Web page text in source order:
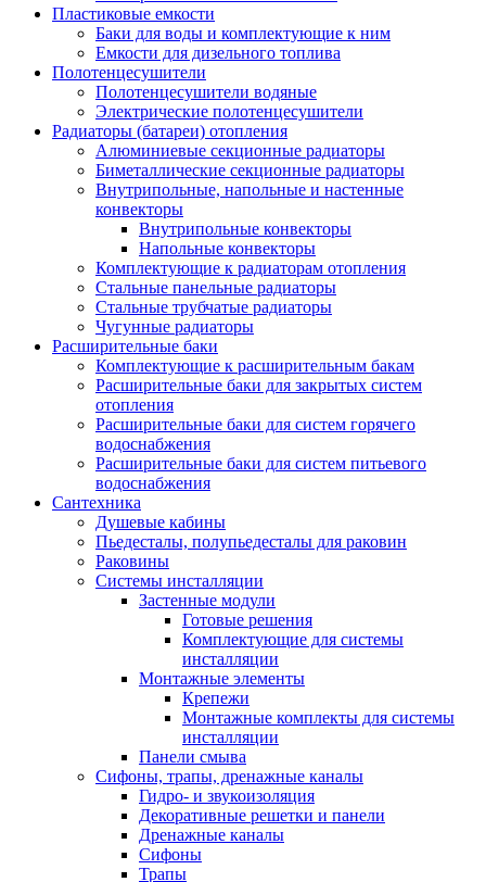
Пластиковые емкости
Баки для воды и комплектующие к ним
Емкости для дизельного топлива
Полотенцесушители
Полотенцесушители водяные
Электрические полотенцесушители
Радиаторы (батареи) отопления
Алюминиевые секционные радиаторы
Биметаллические секционные радиаторы
Внутрипольные, напольные и настенные
конвекторы
Внутрипольные конвекторы
Напольные конвекторы
Комплектующие к радиаторам отопления
Стальные панельные радиаторы
Стальные трубчатые радиаторы
Чугунные радиаторы
Расширительные баки
Комплектующие к расширительным бакам
Расширительные баки для закрытых систем
отопления
Расширительные баки для систем горячего
водоснабжения
Расширительные баки для систем питьевого
водоснабжения
Сантехника
Душевые кабины
Пьедесталы, полупьедесталы для раковин
Раковины
Системы инсталляции
Застенные модули
Готовые решения
Комплектующие для системы
инсталляции
Монтажные элементы
Крепежи
Монтажные комплекты для системы
инсталляции
Панели смыва
Сифоны, трапы, дренажные каналы
Гидро- и звукоизоляция
Декоративные решетки и панели
Дренажные каналы
Сифоны
Трапы